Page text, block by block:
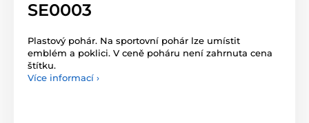
SE0003
Plastový pohár. Na sportovní pohár lze umístit
emblém a poklici. V ceně poháru není zahrnuta cena
štítku.
Více informací ›